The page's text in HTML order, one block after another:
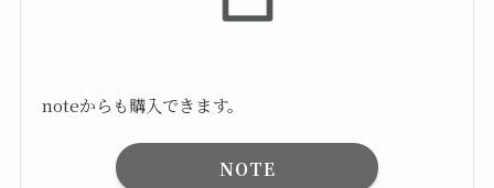
noteからも購入できます。
NOTE